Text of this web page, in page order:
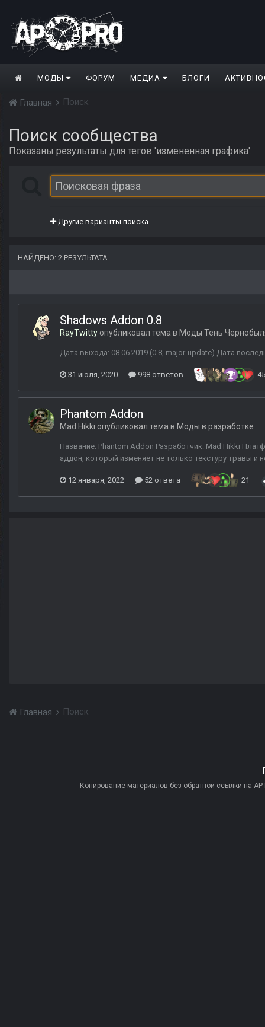
МОДЫ ФОРУМ МЕДИА БЛОГИ
Главная Поиск
Поиск сообщества
Показаны результаты для тегов 'измененная графика'.
Другие варианты поиска
НАЙДЕНО: 2 РЕЗУЛЬТАТА
Shadows Addon 0.8
RayTwitty опубликовал тема в Моды Тень
Дата выхода: 08.06.2019 (0.8, major-update) Дата
31 июля, 2020 998 ответов 45
Phantom Addon
Mad Hikki опубликовал тема в Моды в разработке
Название: Phantom Addon Разработчик: Mad Hikki
аддон, который изменяет не только текстуру травы и
12 января, 2022 52 ответа 21
Главная Поиск
Копирование материалов без обратной ссылки на